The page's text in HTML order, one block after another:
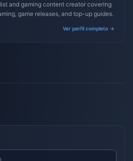
and gaming content creator covering
game releases, and top-up guides.
Ver perfil completo →